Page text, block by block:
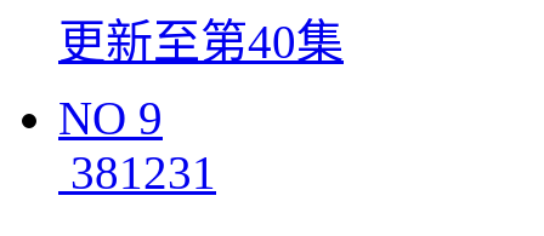
更新至第40集
NO 9
381231